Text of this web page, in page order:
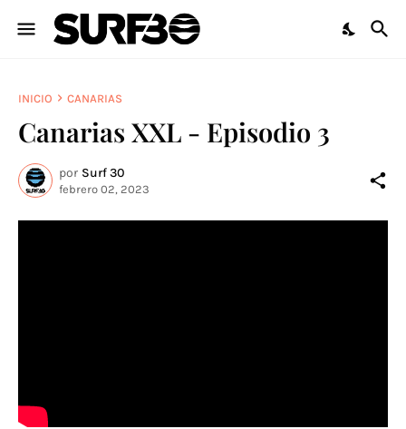
INICIO CANARIAS
Canarias XXL - Episodio 3
por Surf 30
febrero 02, 2023